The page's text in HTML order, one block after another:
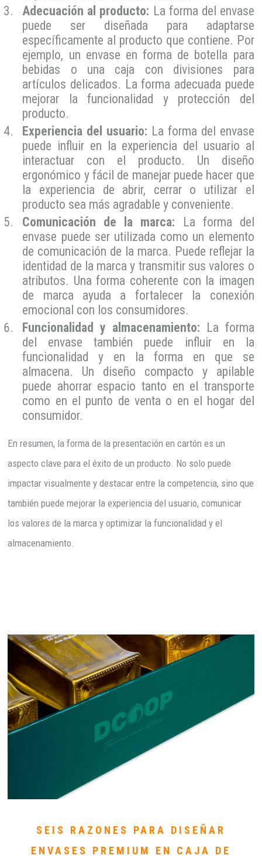
Adecuación al producto: La forma del envase
puede ser diseñada para adaptarse
específicamente al producto que contiene. Por
ejemplo, un envase en forma de botella para
bebidas o una caja con divisiones para
artículos delicados. La forma adecuada puede
mejorar la funcionalidad y protección del
producto.
Experiencia del usuario: La forma del envase
puede influir en la experiencia del usuario al
interactuar con el producto. Un diseño
ergonómico y fácil de manejar puede hacer que
la experiencia de abrir, cerrar o utilizar el
producto sea más agradable y conveniente.
Comunicación de la marca: La forma del
envase puede ser utilizada como un elemento
de comunicación de la marca. Puede reflejar la
identidad de la marca y transmitir sus valores o
atributos. Una forma coherente con la imagen
de marca ayuda a fortalecer la conexión
emocional con los consumidores.
Funcionalidad y almacenamiento: La forma
del envase también puede influir en la
funcionalidad y en la forma en que se
almacena. Un diseño compacto y apilable
puede ahorrar espacio tanto en el transporte
como en el punto de venta o en el hogar del
consumidor.
En resumen, la forma de la presentación en cartón es un
aspecto clave para el éxito de un producto. No solo puede
impactar visualmente y destacar entre la competencia, sino que
también puede mejorar la experiencia del usuario, comunicar
los valores de la marca y optimizar la funcionalidad y el
almacenamiento.
SEIS RAZONES PARA DISEÑAR
ENVASES PREMIUM EN CAJA DE